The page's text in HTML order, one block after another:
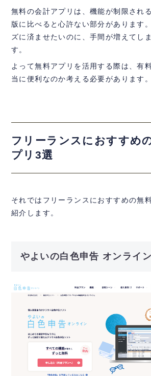
無料の会計アプリは、機能が制限され
版に比べると心許ない部分があります
ズに済ませたいのに、手間が増えてし
す。
よって無料アプリを活用する際は、有
当に便利なのか考える必要があります。
フリーランスにおすすめ
プリ3選
それではフリーランスにおすすめの無
紹介します。
やよいの白色申告 オンライン